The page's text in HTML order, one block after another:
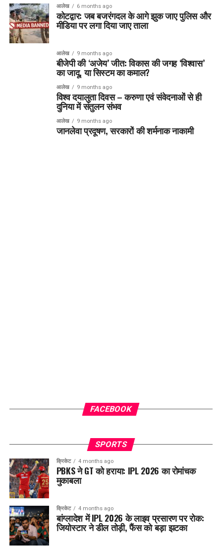
आलेख 6 months ago
कोटद्वार: जब बजरंगदल के आगे झुक जाए पुलिस और
मीडिया पर लगा दिया जाए ताला
आलेख 9 months ago
बीजेपी की ‘अजेय’ जीत: विकास की जगह ‘विश्वास’
का जादू, या सिस्टम का कमाल?
आलेख 9 months ago
विश्व दयालुता दिवस – करुणा एवं संवेदनाओं से ही
दुनिया में संतुलन संभव
आलेख 9 months ago
जानलेवा प्रदूषण, सरकारों की शर्मनाक नाकामी
FACEBOOK
SPORTS
क्रिकेट 4 months ago
PBKS ने GT को हराया: IPL 2026 का रोमांचक
मुकाबला
क्रिकेट 4 months ago
बांग्लादेश में IPL 2026 के लाइव प्रसारण पर रोक:
जियोस्टार ने डील तोड़ी, फैंस को बड़ा झटका